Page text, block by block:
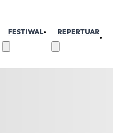
FESTIWAL REPERTUAR